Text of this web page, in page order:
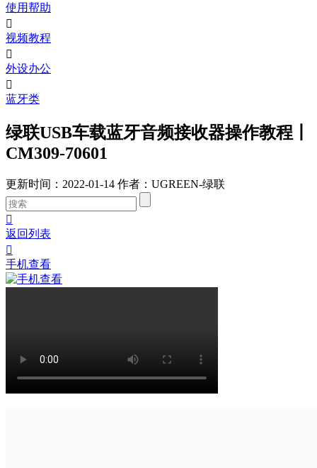
使用帮助

视频教程

外设办公

蓝牙类
绿联USB车载蓝牙音频接收器操作教程丨
CM309-70601
更新时间：2022-01-14 作者：UGREEN-绿联

返回列表

手机查看